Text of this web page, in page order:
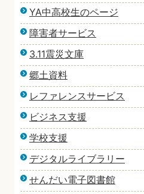
YA中高校生のページ
障害者サービス
3.11震災文庫
郷土資料
レファレンスサービス
ビジネス支援
学校支援
デジタルライブラリー
せんだい電子図書館